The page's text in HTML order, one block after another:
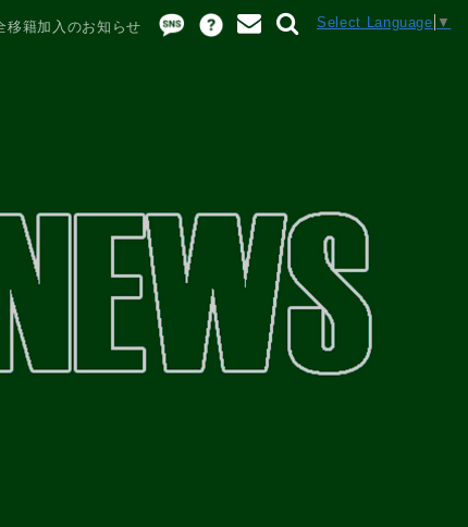
Select Language ▼
移籍加入のお知らせ